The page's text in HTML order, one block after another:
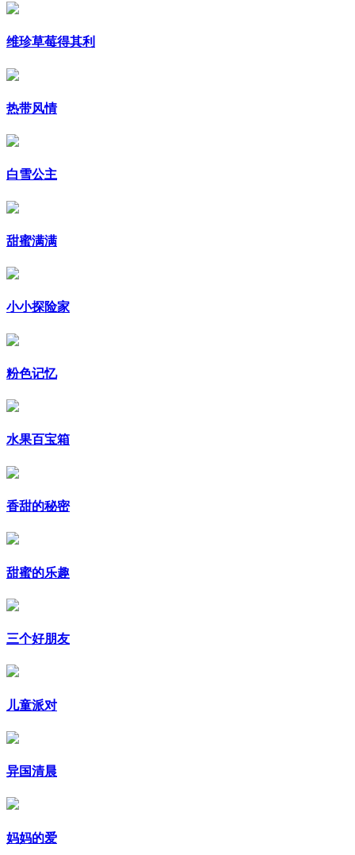
维珍草莓得其利
热带风情
白雪公主
甜蜜满满
小小探险家
粉色记忆
水果百宝箱
香甜的秘密
甜蜜的乐趣
三个好朋友
儿童派对
异国清晨
妈妈的爱